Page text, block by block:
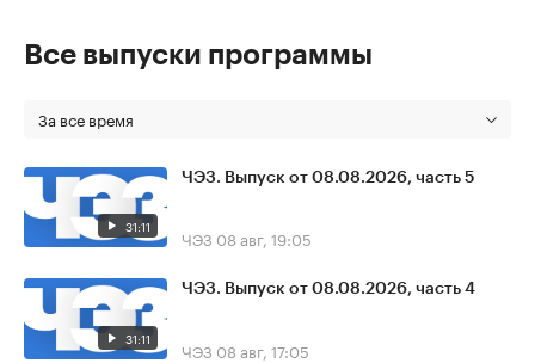
Все выпуски программы
За все время
31:11
ЧЭЗ. Выпуск от 08.08.2026, часть 5
ЧЭЗ 08 авг, 19:05
31:11
ЧЭЗ. Выпуск от 08.08.2026, часть 4
ЧЭЗ 08 авг, 17:05